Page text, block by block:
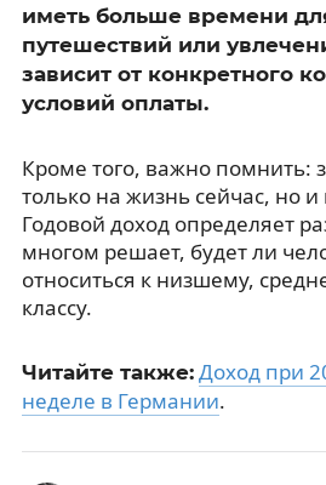
иметь больше времени
путешествий или
зависит от конкретного
условий оплаты.
Кроме того, важно помнить:
только на жизнь сейчас, но
Годовой доход определяет
многом решает, будет ли
относиться к низшему,
классу.
Читайте также: Доход при
неделе в Германии.